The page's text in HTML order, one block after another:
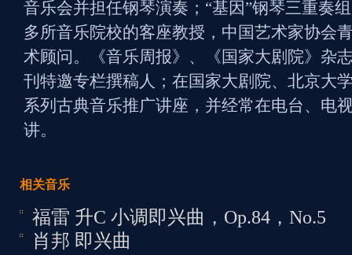
音乐会并担任钢琴演奏；“基因”钢琴三重奏
多所音乐院校的客座教授，中国艺术家协会
术顾问。《音乐周报》、《国家大剧院》杂
刊特邀专栏撰稿人；在国家大剧院、北京大
系列古典音乐推广讲座，并经常在电台、电
讲。
相关音乐
福雷 升C 小调即兴曲，Op.84，No.5
肖邦 即兴曲